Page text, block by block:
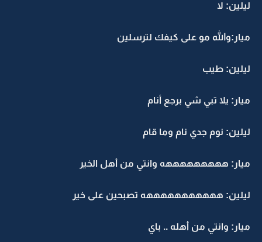
ليلين: لا
ميار:والله مو على كيفك لترسلين
ليلين: طيب
ميار: يلا تبي شي برجع أنام
ليلين: نوم جدي نام وما قام
ميار: هههههههههه وانتي من أهل الخير
ليلين: هههههههههههه تصبحين على خير
ميار: وانتي من أهله .. باي